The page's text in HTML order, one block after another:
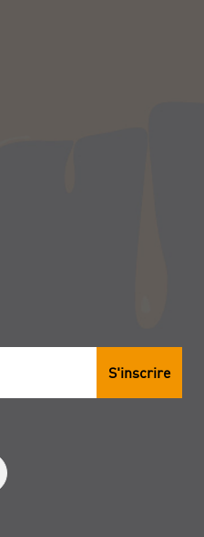
S'inscrire